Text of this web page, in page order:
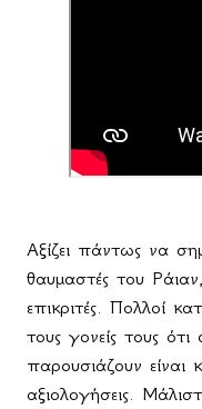
Αξίζει πάντως να
θαυμαστές του
επικριτές. Πολλοί
τους γονείς τους
παρουσιάζουν είναι
αξιολογήσεις.